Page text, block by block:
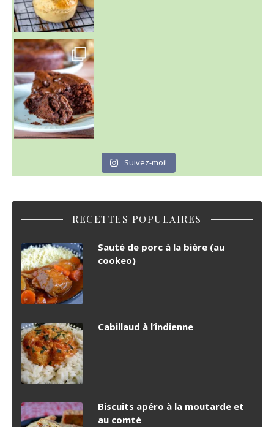
~ GÂTEAU FONDANT CHOCO NOISETTE ~
C'est lundi
Suivez-moi!
RECETTES POPULAIRES
Sauté de porc à la bière (au
cookeo)
Cabillaud à l’indienne
Biscuits apéro à la moutarde et
au comté